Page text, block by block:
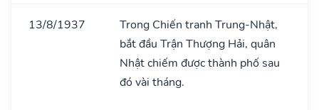
13/8/1937
Trong Chiến tranh Trung-Nhật,
bắt đầu Trận Thượng Hải, quân
Nhật chiếm được thành phố sau
đó vài tháng.